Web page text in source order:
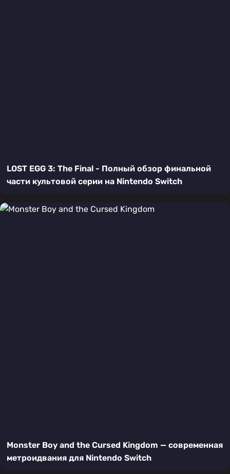
LOST EGG 3: The Final - Полный обзор финальной
части культовой серии на Nintendo Switch
Monster Boy and the Cursed Kingdom — современная
метроидвания для Nintendo Switch